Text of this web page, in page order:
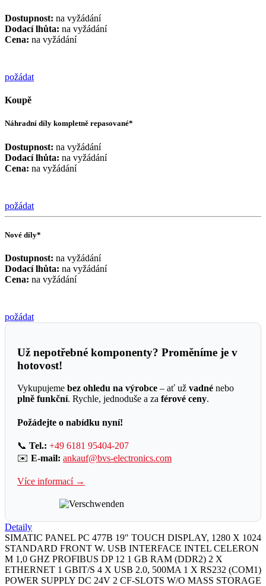
Dostupnost: na vyžádání
Dodací lhůta: na vyžádání
Cena: na vyžádání
požádat
Koupě
Náhradní díly kompletně repasované*
Dostupnost: na vyžádání
Dodací lhůta: na vyžádání
Cena: na vyžádání
požádat
Nové díly*
Dostupnost: na vyžádání
Dodací lhůta: na vyžádání
Cena: na vyžádání
požádat
Už nepotřebné komponenty? Proměníme je v
hotovost!
Vykupujeme bez ohledu na výrobce – ať už vadné nebo
plně funkční. Rychle, jednoduše a za férové ceny.
Požádejte o nabídku nyní!
📞 Tel.: +49 6181 95404-207
✉️ E-mail: ankauf@bvs-electronics.com
Více informací →
Detaily
SIMATIC PANEL PC 477B 19" TOUCH DISPLAY, 1280 X 1024
STANDARD FRONT W. USB INTERFACE INTEL CELERON
M 1,0 GHZ PROFIBUS DP 12 1 GB RAM (DDR2) 2 X
ETHERNET 1 GBIT/S 4 X USB 2.0, 500MA 1 X RS232 (COM1)
POWER SUPPLY DC 24V 2 CF-SLOTS W/O MASS STORAGE